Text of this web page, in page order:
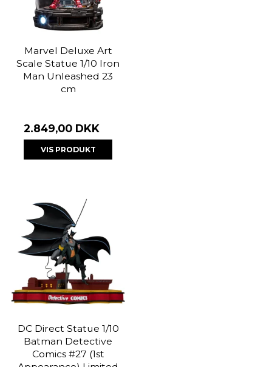
Marvel Deluxe Art
Scale Statue 1/10 Iron
Man Unleashed 23
cm
2.849,00 DKK
VIS PRODUKT
DC Direct Statue 1/10
Batman Detective
Comics #27 (1st